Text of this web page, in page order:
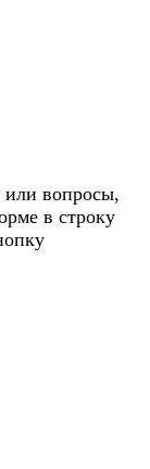
или вопросы,
в строку